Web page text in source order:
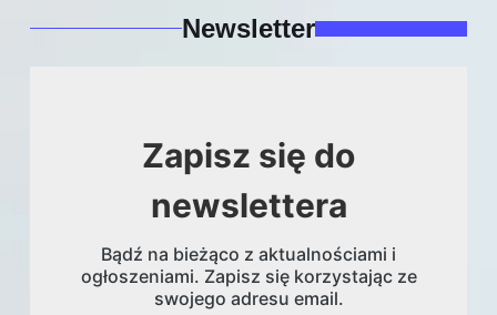
Newsletter
Zapisz się do
newslettera
Bądź na bieżąco z aktualnościami i
ogłoszeniami. Zapisz się korzystając ze
swojego adresu email.